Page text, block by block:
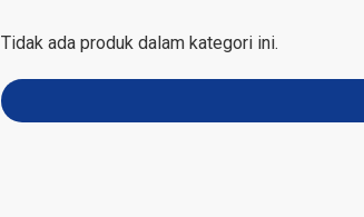
Tidak ada produk dalam kategori ini.